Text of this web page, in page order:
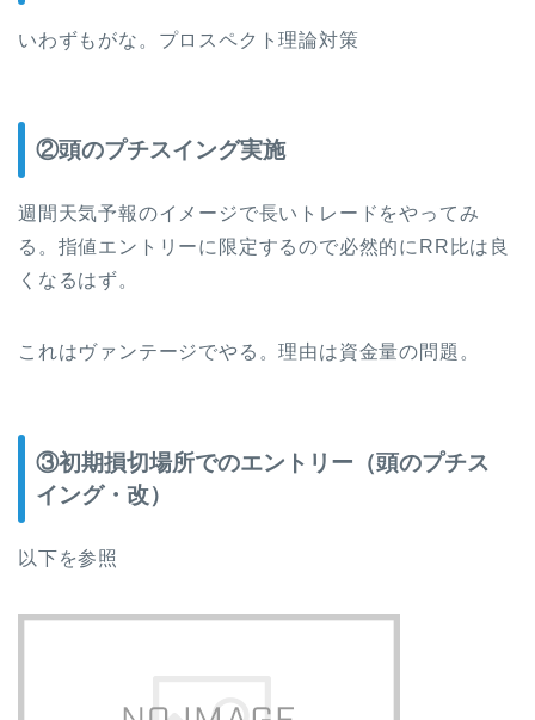
いわずもがな。プロスペクト理論対策
②頭のプチスイング実施
週間天気予報のイメージで長いトレードをやってみ
る。指値エントリーに限定するので必然的にRR比は良
くなるはず。
これはヴァンテージでやる。理由は資金量の問題。
③初期損切場所でのエントリー（頭のプチス
イング・改）
以下を参照